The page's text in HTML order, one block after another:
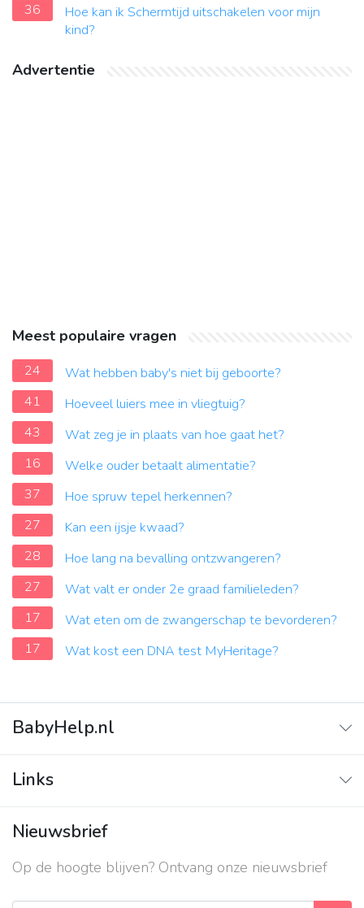
36
Hoe kan ik Schermtijd uitschakelen voor mijn
kind?
Advertentie
Meest populaire vragen
24
Wat hebben baby's niet bij geboorte?
41
Hoeveel luiers mee in vliegtuig?
43
Wat zeg je in plaats van hoe gaat het?
16
Welke ouder betaalt alimentatie?
37
Hoe spruw tepel herkennen?
27
Kan een ijsje kwaad?
28
Hoe lang na bevalling ontzwangeren?
27
Wat valt er onder 2e graad familieleden?
17
Wat eten om de zwangerschap te bevorderen?
17
Wat kost een DNA test MyHeritage?
BabyHelp.nl
Vraag & Antwoord
Links
Contact
Over ons
Privacy beleid
Nieuwsbrief
Op de hoogte blijven? Ontvang onze nieuwsbrief